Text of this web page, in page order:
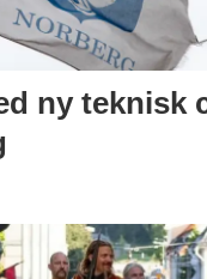
ny teknisk